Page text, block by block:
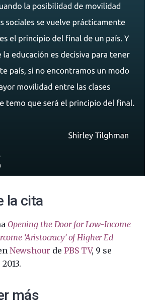
la cita
Opening the Door for Low-Income
‘Aristocracy’ of Higher Ed
Newshour dePBS TV, 9 se
más